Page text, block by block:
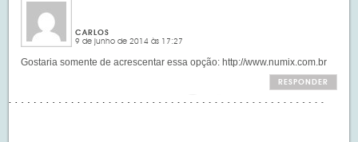
CARLOS
9 de junho de 2014 às 17:27
Gostaria somente de acrescentar essa opção: http://www.numix.com.br
RESPONDER